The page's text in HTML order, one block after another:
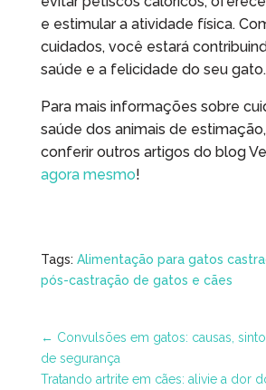
e estimular a atividade física.
cuidados, você estará
saúde e a felicidade do seu gato.
Para mais informações sobre
saúde dos animais de
conferir outros artigos do blog
agora mesmo!
Tags: Alimentação para gatos
pós-castração de gatos e cães
← Convulsões em gatos: causas,
de segurança
Tratando artrite em cães: alivie a dor